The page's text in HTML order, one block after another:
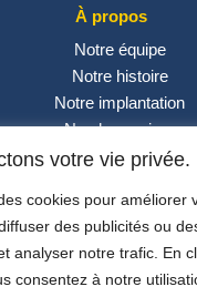
votre vie privée.
cookies pour améliorer
des publicités ou
analyser notre trafic. En
consentez à notre
À propos
Notre équipe
Notre histoire
Notre implantation
Nos honoraires
Contactez-nous
Réseaux sociaux